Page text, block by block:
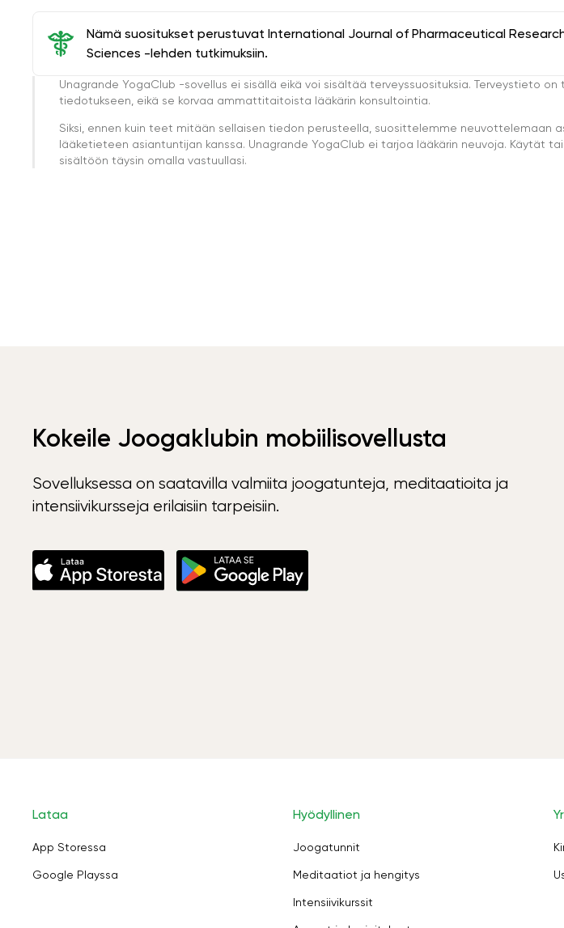
Nämä suositukset perustuvat International Journal of Pharmaceutical
Sciences -lehden tutkimuksiin.
Unagrande YogaClub -sovellus ei sisällä eikä voi sisältää terveyssuosituksia. Terveystieto
tiedotukseen, eikä se korvaa ammattitaitoista lääkärin konsultointia.
Siksi, ennen kuin teet mitään sellaisen tiedon perusteella, suosittelemme neuvottelemaan
lääketieteen asiantuntijan kanssa. Unagrande YogaClub ei tarjoa lääkärin neuvoja. Käytät
sisältöön täysin omalla vastuullasi.
Kokeile Joogaklubin mobiilisovellusta
Sovelluksessa on saatavilla valmiita joogatunteja, meditaatioita ja
intensiivikursseja erilaisiin tarpeisiin.
Lataa
App Storessa
Google Playssa
Hyödyllinen
Joogatunnit
Meditaatiot ja hengitys
Intensiivikurssit